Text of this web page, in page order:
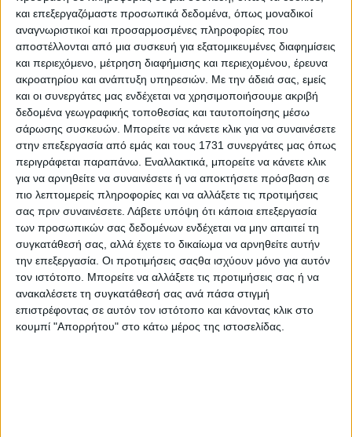
και επεξεργαζόμαστε προσωπικά δεδομένα, όπως μοναδικοί
αναγνωριστικοί και προσαρμοσμένες πληροφορίες που
αποστέλλονται από μια συσκευή για εξατομικευμένες διαφημίσεις
και περιεχόμενο, μέτρηση διαφήμισης και περιεχομένου, έρευνα
ακροατηρίου και ανάπτυξη υπηρεσιών. Με την άδειά σας, εμείς
και οι συνεργάτες μας ενδέχεται να χρησιμοποιήσουμε ακριβή
δεδομένα γεωγραφικής τοποθεσίας και ταυτοποίησης μέσω
σάρωσης συσκευών. Μπορείτε να κάνετε κλικ για να συναινέσετε
στην επεξεργασία από εμάς και τους 1731 συνεργάτες μας όπως
περιγράφεται παραπάνω. Εναλλακτικά, μπορείτε να κάνετε κλικ
για να αρνηθείτε να συναινέσετε ή να αποκτήσετε πρόσβαση σε
πιο λεπτομερείς πληροφορίες και να αλλάξετε τις προτιμήσεις
σας πριν συναινέσετε. Λάβετε υπόψη ότι κάποια επεξεργασία
των προσωπικών σας δεδομένων ενδέχεται να μην απαιτεί τη
συγκατάθεσή σας, αλλά έχετε το δικαίωμα να αρνηθείτε αυτήν
την επεξεργασία. Οι προτιμήσεις σαςθα ισχύουν μόνο για αυτόν
τον ιστότοπο. Μπορείτε να αλλάξετε τις προτιμήσεις σας ή να
ανακαλέσετε τη συγκατάθεσή σας ανά πάσα στιγμή
επιστρέφοντας σε αυτόν τον ιστότοπο και κάνοντας κλικ στο
κουμπί "Απορρήτου" στο κάτω μέρος της ιστοσελίδας.
και της ανταγωνιστικότητας σημαντικών οργανισμών. Η
επαγγελματική της πορεία χαρακτηρίζεται από στρατηγική
σκέψη, αποτελεσματική καθοδήγηση ομάδων και
υλοποίηση πρωτοβουλιών που ενισχύουν την εταιρική
φήμη και την επιχειρησιακή ανάπτυξη.
Πριν τη νέα της θέση, διετέλεσε Corporate
Communications & CSR Director στην Campeon, ενώ
προηγουμένως είχε μακρά θητεία στον Όμιλο ΟΠΑΠ, σε
καίριους τομείς όπως το Brand Marketing και το Go-to-
Market Strategy. Η εμπειρία της συμπληρώνεται από
συνεργασίες με διεθνείς διαφημιστικούς ομίλους, όπως οι
BBDO και Proximity Worldwide.
Στον νέο της ρόλο θα έχει την ευθύνη για τη συνολική
στρατηγική επικοινωνίας και marketing, με στόχο την
ενίσχυση της παρουσίας της εταιρείας στην ελληνική
αγορά, την περαιτέρω εξέλιξη της εταιρικής ταυτότητας,
την υποστήριξη των στρατηγικών και εμπορικών
προτεραιοτήτων
Ο Διευθύνων Σύμβουλος της TÜV NORD Hellas, κος